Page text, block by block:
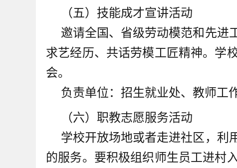
（五）技能成才宣讲活动
邀请全国、省级劳动模范和先进
求艺经历、共话劳模工匠精神。学
会。
负责单位：招生就业处、教师工
（六）职教志愿服务活动
学校开放场地或者走进社区，利
的服务。要积极组织师生员工进村